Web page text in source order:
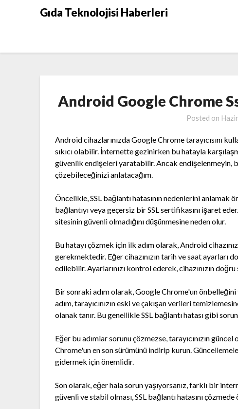
Gıda Teknolojisi Haberleri
Android Google Chrome
Posted on
Android cihazlarınızda Google Chrome tarayıcısını
sıkıcı olabilir. İnternette gezinirken bu hatayla
güvenlik endişeleri yaratabilir. Ancak endişelenmeyin,
çözebileceğinizi anlatacağım.
Öncelikle, SSL bağlantı hatasının nedenlerini
bağlantıyı veya geçersiz bir SSL sertifikasını işaret
sitesinin güvenli olmadığını düşünmesine neden olur.
Bu hatayı çözmek için ilk adım olarak, Android
gerekmektedir. Eğer cihazınızın tarih ve saat ayarları
edilebilir. Ayarlarınızı kontrol ederek, cihazınızın
Bir sonraki adım olarak, Google Chrome'un
adım, tarayıcınızın eski ve çakışan verileri
olanak tanır. Bu genellikle SSL bağlantı hatası gibi
Eğer bu adımlar sorunu çözmezse, tarayıcınızın
Chrome'un en son sürümünü indirip kurun.
gidermek için önemlidir.
Son olarak, eğer hala sorun yaşıyorsanız, farklı bir
güvenli ve stabil olması, SSL bağlantı hatasını